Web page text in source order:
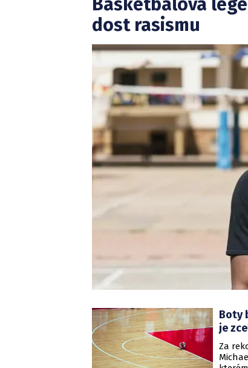
dost rasismu
Boty
je
Za